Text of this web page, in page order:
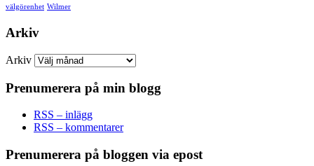
välgörenhet Wilmer
Arkiv
Arkiv
Prenumerera på min blogg
RSS – inlägg
RSS – kommentarer
Prenumerera på bloggen via epost